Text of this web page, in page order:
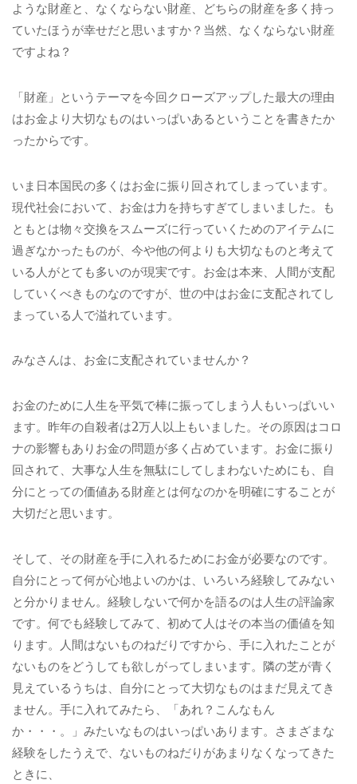
ような財産と、なくならない財産、どちらの財産を多く持っ
ていたほうが幸せだと思いますか？当然、なくならない財産
ですよね？
「財産」というテーマを今回クローズアップした最大の理由
はお金より大切なものはいっぱいあるということを書きたか
ったからです。
いま日本国民の多くはお金に振り回されてしまっています。
現代社会において、お金は力を持ちすぎてしまいました。も
ともとは物々交換をスムーズに行っていくためのアイテムに
過ぎなかったものが、今や他の何よりも大切なものと考えて
いる人がとても多いのが現実です。お金は本来、人間が支配
していくべきものなのですが、世の中はお金に支配されてし
まっている人で溢れています。
みなさんは、お金に支配されていませんか？
お金のために人生を平気で棒に振ってしまう人もいっぱいい
ます。昨年の自殺者は2万人以上もいました。その原因はコロ
ナの影響もありお金の問題が多く占めています。お金に振り
回されて、大事な人生を無駄にしてしまわないためにも、自
分にとっての価値ある財産とは何なのかを明確にすることが
大切だと思います。
そして、その財産を手に入れるためにお金が必要なのです。
自分にとって何が心地よいのかは、いろいろ経験してみない
と分かりません。経験しないで何かを語るのは人生の評論家
です。何でも経験してみて、初めて人はその本当の価値を知
ります。人間はないものねだりですから、手に入れたことが
ないものをどうしても欲しがってしまいます。隣の芝が青く
見えているうちは、自分にとって大切なものはまだ見えてき
ません。手に入れてみたら、「あれ？こんなもん
か・・・。」みたいなものはいっぱいあります。さまざまな
経験をしたうえで、ないものねだりがあまりなくなってきた
ときに、